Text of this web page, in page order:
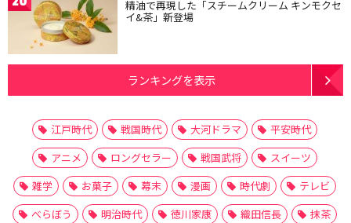
精油で再現した「スチームクリーム キンモクセ
イ&茶」新登場
ランキングを表示
江戸時代 戦国時代 大河ドラマ
平安時代
アニメ
ロングセラー 戦国武将
スイーツ
雑学
お菓子 幕末 漫画 時代劇
テレビ
べらぼう
明治時代 徳川家康 織田信長
抹茶